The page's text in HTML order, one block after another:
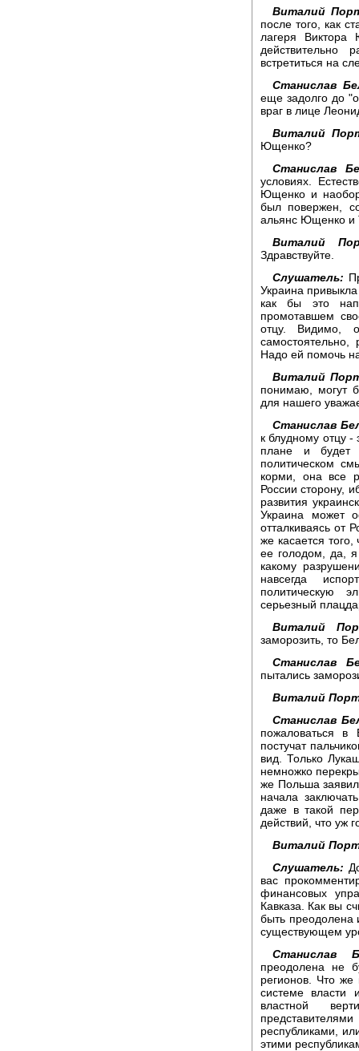
Виталий
после того, как
лагеря
действительно
встретиться на
Станислав
еще задолго до
враг в лице
Виталий
Ющенко?
Станислав
условиях.
Ющенко и
был повержен,
альянс Ющенко и
Виталий
Здравствуйте.
Слушатель:
Украина
как бы это
промотавшем
отцу. Видимо,
самостоятельно,
Надо ей помочь
Виталий
понимаю, могут
для нашего
Станислав
к блудному отцу
плане и будет
политическом
корми, она все
России сторону,
развития
Украина может
отталкиваясь от
же касается
ее голодом, да, я
какому
навсегда
политическую
серьезный
Виталий
заморозить, то
Станислав
пытались
Виталий
Станислав
пожаловаться
постучат
вид. Только
немножко
же Польша
начала
даже в такой
действий, что уж
Виталий
Слушатель:
вас
финансовых
Кавказа. Как вы
быть преодолена
существующем
Станислав
преодолена не
регионов. Что
системе власти
властной
республиками,
этими